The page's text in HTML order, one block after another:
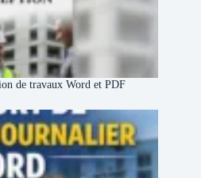
de travaux Word et PDF